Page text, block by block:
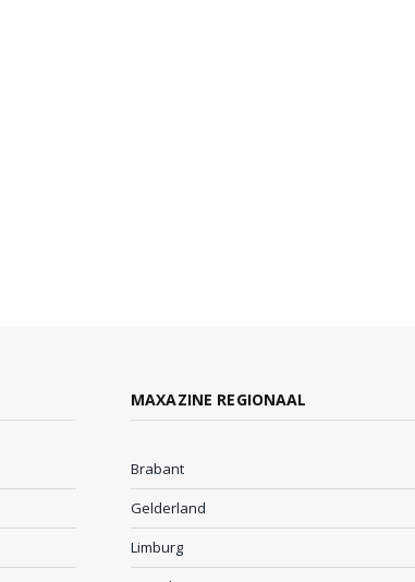
MAXAZINE REGIONAAL
Brabant
Gelderland
Limburg